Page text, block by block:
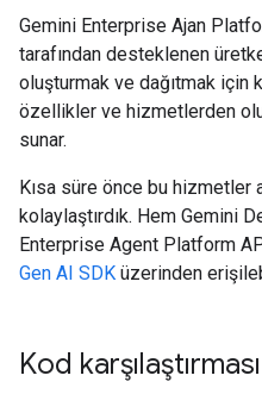
Gemini Enterprise Ajan
tarafından desteklenen
oluşturmak ve dağıtmak için
özellikler ve hizmetlerden
sunar.
Kısa süre önce bu hizmetler
kolaylaştırdık. Hem Gemini
Enterprise Agent Platform
Gen AI SDK üzerinden
Kod karşılaştırması